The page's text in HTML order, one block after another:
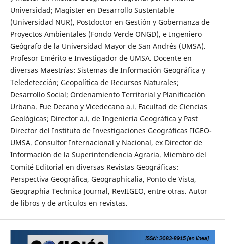
Universidad; Magister en Desarrollo Sustentable
(Universidad NUR), Postdoctor en Gestión y Gobernanza de
Proyectos Ambientales (Fondo Verde ONGD), e Ingeniero
Geógrafo de la Universidad Mayor de San Andrés (UMSA).
Profesor Emérito e Investigador de UMSA. Docente en
diversas Maestrías: Sistemas de Información Geográfica y
Teledetección; Geopolítica de Recursos Naturales;
Desarrollo Social; Ordenamiento Territorial y Planificación
Urbana. Fue Decano y Vicedecano a.i. Facultad de Ciencias
Geológicas; Director a.i. de Ingeniería Geográfica y Past
Director del Instituto de Investigaciones Geográficas IIGEO-
UMSA. Consultor Internacional y Nacional, ex Director de
Información de la Superintendencia Agraria. Miembro del
Comité Editorial en diversas Revistas Geográficas:
Perspectiva Geográfica, Geographicalia, Ponto de Vista,
Geographia Technica Journal, RevIIGEO, entre otras. Autor
de libros y de artículos en revistas.